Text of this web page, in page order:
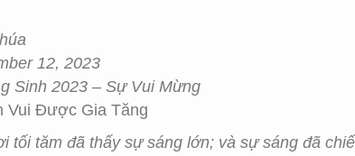
12, 2023
Sinh 2023 – Sự Vui Mừng
Vui Được Gia Tăng
tối tăm đã thấy sự sáng lớn; và sự sáng đã